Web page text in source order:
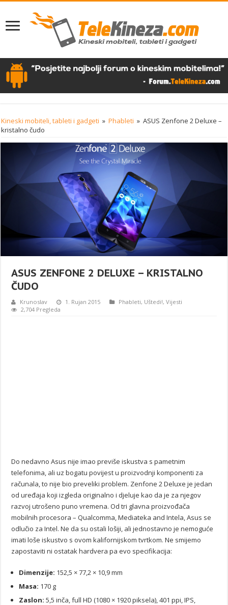
Kineski mobiteli, tableti i gadgeti » Phableti » ASUS Zenfone 2 Deluxe –
kristalno čudo
ASUS ZENFONE 2 DELUXE – KRISTALNO
ČUDO
Krunoslav 1. Rujan 2015 Phableti, Uštedi!,Vijesti
2,704 Pregleda
Do nedavno Asus nije imao previše iskustva s pametnim
telefonima, ali uz bogatu povijest u proizvodnji komponenti za
računala, to nije bio preveliki problem. Zenfone 2 Deluxe je jedan
od uređaja koji izgleda originalno i djeluje kao da je za njegov
razvoj utrošeno puno vremena. Od tri glavna proizvođača
mobilnih procesora – Qualcomma, Mediateka and Intela, Asus se
odlučio za Intel. Ne da su ostali lošiji, ali jednostavno je nemoguće
imati loše iskustvo s ovom kalifornijskom tvrtkom. Ne smijemo
zapostaviti ni ostatak hardvera pa evo specifikacija:
Dimenzije: 152,5 × 77,2 × 10,9 mm
Masa: 170 g
Zaslon: 5,5 inča, full HD (1080 × 1920 piksela), 401 ppi, IPS,